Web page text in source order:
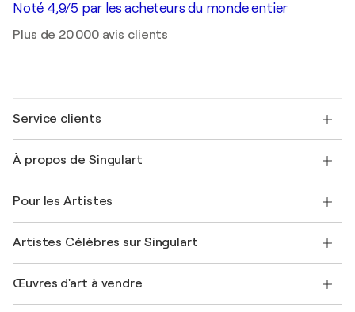
Noté 4,9/5 par les acheteurs du monde entier
Plus de 20 000 avis clients
Service clients
Expédition
Offrir une carte cadeau
Rejoignez notre programme commercial
Mon compte
+33 1 76 44 06 42
À propos de Singulart
FAQ
Magazine Singulart
Emplois
Découvrez une sélection d'art original
Pour les Artistes
Se connecter en tant qu'Artiste
Artistes Célèbres sur Singulart
Marc Chagall
Œuvres d'art à vendre